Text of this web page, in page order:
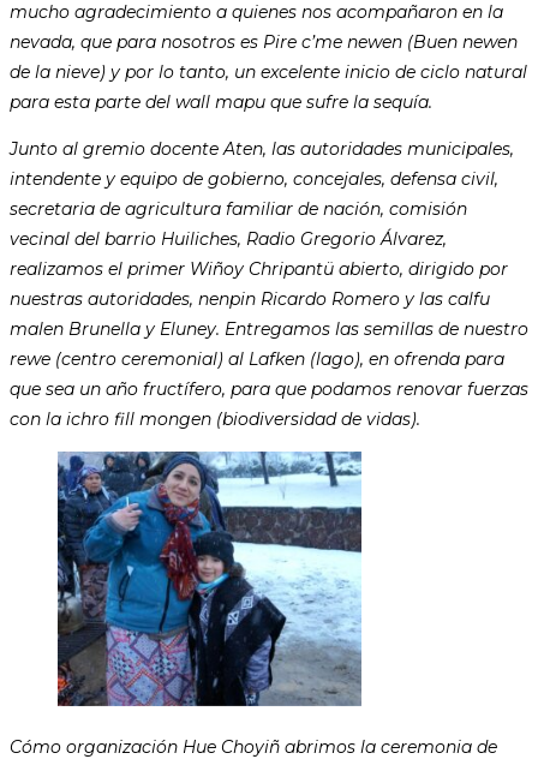
mucho agradecimiento a quienes nos acompañaron en la
nevada, que para nosotros es Pire c’me newen (Buen newen
de la nieve) y por lo tanto, un excelente inicio de ciclo natural
para esta parte del wall mapu que sufre la sequía.
Junto al gremio docente Aten, las autoridades municipales,
intendente y equipo de gobierno, concejales, defensa civil,
secretaria de agricultura familiar de nación, comisión
vecinal del barrio Huiliches, Radio Gregorio Álvarez,
realizamos el primer Wiñoy Chripantü abierto, dirigido por
nuestras autoridades, nenpin Ricardo Romero y las calfu
malen Brunella y Eluney. Entregamos las semillas de nuestro
rewe (centro ceremonial) al Lafken (lago), en ofrenda para
que sea un año fructífero, para que podamos renovar fuerzas
con la ichro fill mongen (biodiversidad de vidas).
Cómo organización Hue Choyiñ abrimos la ceremonia de